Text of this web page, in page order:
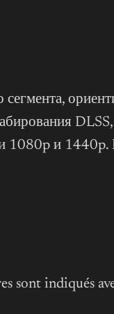
и 1440p.
sont indiqués